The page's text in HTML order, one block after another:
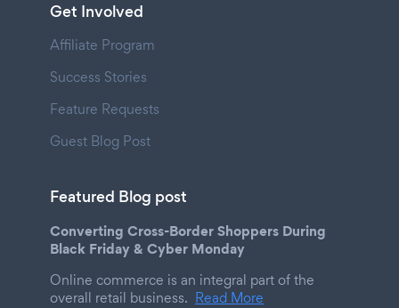
Get Involved
Affiliate Program
Success Stories
Feature Requests
Guest Blog Post
Featured Blog post
Converting Cross-Border Shoppers During
Black Friday & Cyber Monday
Online commerce is an integral part of the
overall retail business. Read More